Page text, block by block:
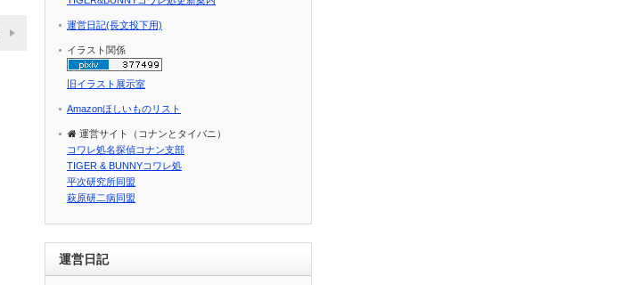
運営日記(長文投下用)
イラスト関係
旧イラスト展示室
Amazonほしいものリスト
運営サイト（コナンとタイバニ）
コワレ処名探偵コナン支部
TIGER & BUNNYコワレ処
平次研究所同盟
萩原研二病同盟
運営日記